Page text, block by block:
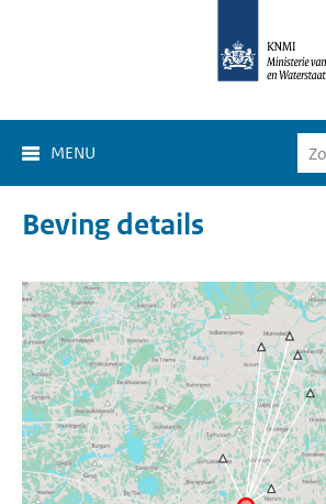
MENU
Beving details